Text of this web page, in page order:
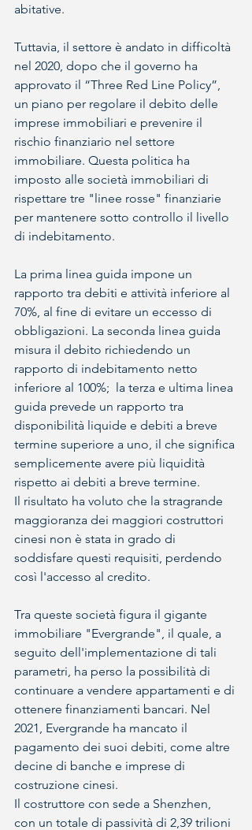
abitative.
Tuttavia, il settore è andato in difficoltà
nel 2020, dopo che il governo ha
approvato il “Three Red Line Policy”,
un piano per regolare il debito delle
imprese immobiliari e prevenire il
rischio finanziario nel settore
immobiliare. Questa politica ha
imposto alle società immobiliari di
rispettare tre "linee rosse" finanziarie
per mantenere sotto controllo il livello
di indebitamento.
La prima linea guida impone un
rapporto tra debiti e attività inferiore al
70%, al fine di evitare un eccesso di
obbligazioni. La seconda linea guida
misura il debito richiedendo un
rapporto di indebitamento netto
inferiore al 100%;  la terza e ultima linea
guida prevede un rapporto tra
disponibilità liquide e debiti a breve
termine superiore a uno, il che significa
semplicemente avere più liquidità
rispetto ai debiti a breve termine.
Il risultato ha voluto che la stragrande
maggioranza dei maggiori costruttori
cinesi non è stata in grado di
soddisfare questi requisiti, perdendo
così l'accesso al credito.
Tra queste società figura il gigante
immobiliare "Evergrande", il quale, a
seguito dell'implementazione di tali
parametri, ha perso la possibilità di
continuare a vendere appartamenti e di
ottenere finanziamenti bancari. Nel
2021, Evergrande ha mancato il
pagamento dei suoi debiti, come altre
decine di banche e imprese di
costruzione cinesi.
Il costruttore con sede a Shenzhen,
con un totale di passività di 2,39 trilioni